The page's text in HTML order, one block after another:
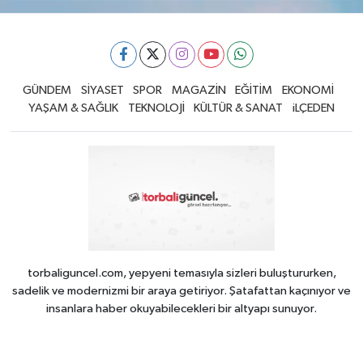
GÜNDEM SİYASET SPOR MAGAZİN EĞİTİM
EKONOMİ
YAŞAM & SAĞLIK
TEKNOLOJİ KÜLTÜR & SANAT iLÇEDEN
torbaliguncel.com, yepyeni temasıyla sizleri buluştururken,
sadelik ve modernizmi bir araya getiriyor. Şatafattan kaçınıyor ve
insanlara haber okuyabilecekleri bir altyapı sunuyor.